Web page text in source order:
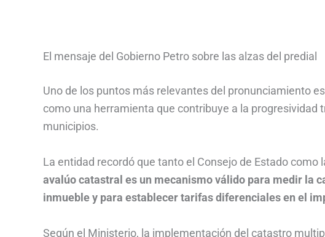
El mensaje del Gobierno Petro sobre las alzas del predial
Uno de los puntos más relevantes del pronunciamiento
como una herramienta que contribuye a la progresividad
municipios.
La entidad recordó que tanto el Consejo de Estado como
avalúo catastral es un mecanismo válido para medir la
inmueble y para establecer tarifas diferenciales en el
Según el Ministerio, la implementación del catastro